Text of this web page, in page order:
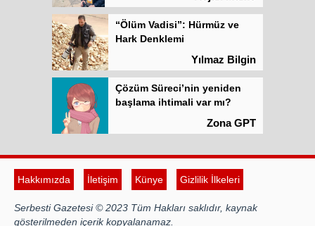
“Ölüm Vadisi”: Hürmüz ve
Hark Denklemi
Yılmaz Bilgin
Çözüm Süreci’nin yeniden
başlama ihtimali var mı?
Zona GPT
Atilla Yüceak
Colani’nin arkasındaki güç
Hakkımızda İletişim Künye Gizlilik İlkeleri
Serbesti Gazetesi © 2023 Tüm Hakları saklıdır, kaynak
gösterilmeden içerik kopyalanamaz.